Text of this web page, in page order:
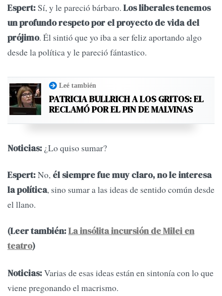
Espert:Sí, y le pareció bárbaro. Los liberales tenemos
un profundo respeto por el proyecto de vida del
prójimo. Él sintió que yo iba a ser feliz aportando algo
desde la política y le pareció fántastico.
Leé también
PATRICIA BULLRICH A LOS GRITOS: EL
RECLAMÓ POR EL PIN DE MALVINAS
Noticias: ¿Lo quiso sumar?
Espert:No, él siempre fue muy claro, no le interesa
la política, sino sumar a las ideas de sentido común desde
el llano.
(Leer también:La insólita incursión de Milei en
teatro)
Noticias:Varias de esas ideas están en sintonía con lo que
viene pregonando el macrismo.